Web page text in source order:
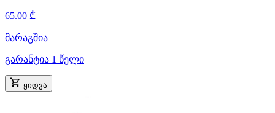
65.00 ₾
მარაგშია
გარანტია 1 წელი
ყიდვა